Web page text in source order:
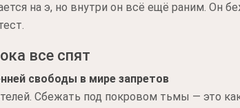
на э, но внутри он всё ещё раним. Он
все спят
свободы в мире запретов
Сбежать под покровом тьмы — это